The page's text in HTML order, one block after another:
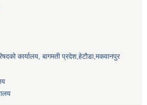
कार्यालय, बागमती प्रदेश,हेटाैडा,मकवानपुर